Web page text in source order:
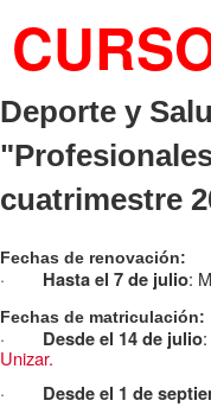
Deporte y
cuatrimestre
Fechas de renovación:
· Hasta el 7 de julio:
Fechas de matriculación:
· Desde el 14 de julio
Unizar.
· Desde el 1 de